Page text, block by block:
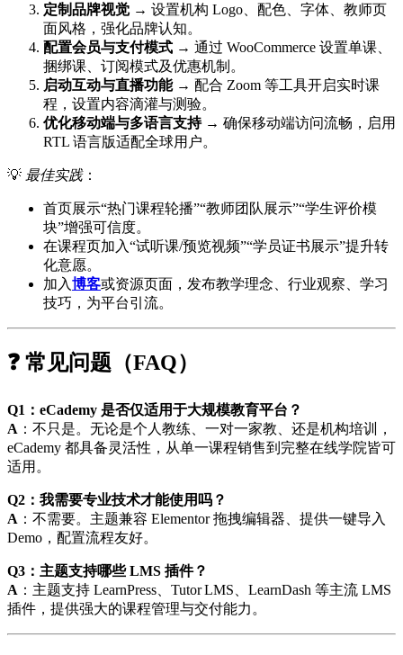
定制品牌视觉→ 设置机构 Logo、配色、字体、教师页
面风格，强化品牌认知。
配置会员与支付模式 → 通过 WooCommerce 设置单课、
捆绑课、订阅模式及优惠机制。
启动互动与直播功能→ 配合 Zoom 等工具开启实时课
程，设置内容滴灌与测验。
优化移动端与多语言支持→ 确保移动端访问流畅，启用
RTL 语言版适配全球用户。
💡 最佳实践：
首页展示“热门课程轮播”“教师团队展示”“学生评价模
块”增强可信度。
在课程页加入“试听课/预览视频”“学员证书展示”提升转
化意愿。
加入博客或资源页面，发布教学理念、行业观察、学习
技巧，为平台引流。
❓ 常见问题（FAQ）
Q1：eCademy 是否仅适用于大规模教育平台？
A ：不只是。无论是个人教练、一对一家教、还是机构培训，
eCademy 都具备灵活性，从单一课程销售到完整在线学院皆可
适用。
Q2：我需要专业技术才能使用吗？
A ：不需要。主题兼容 Elementor 拖拽编辑器、提供一键导入
Demo，配置流程友好。
Q3：主题支持哪些 LMS 插件？
A ：主题支持 LearnPress、Tutor LMS、LearnDash 等主流 LMS
插件，提供强大的课程管理与交付能力。